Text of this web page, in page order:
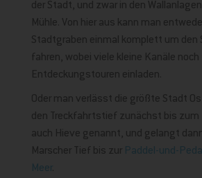
der Stadt, und zwar in den
Mühle. Von hier aus kann man
Stadtgraben einmal komplett um den
fahren, wobei viele kleine Kanäle
Entdeckungstouren einladen.
Oder man verlässt die größte Stadt
den Treckfahrtstief zunächst bis zum
auch Hieve genannt, und gelangt
Marscher Tief bis zur Paddel-und-
Meer